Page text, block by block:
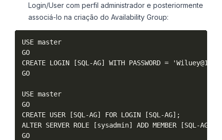
Login/User com perfil administrador e posteriormente
associá-lo na criação do Availability Group:
USE master
GO
CREATE LOGIN [SQL-AG] WITH PASSWORD =
GO
USE master
GO
CREATE USER [SQL-AG] FOR LOGIN [SQL-AG];
ALTER SERVER ROLE [sysadmin] ADD MEMBER [SQL-AG];
GO